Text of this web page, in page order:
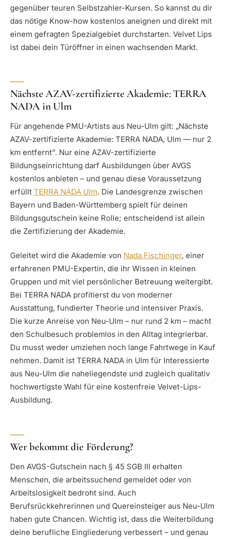
gegenüber teuren Selbstzahler-Kursen. So kannst du dir
das nötige Know-how kostenlos aneignen und direkt mit
einem gefragten Spezialgebiet durchstarten. Velvet Lips
ist dabei dein Türöffner in einen wachsenden Markt.
Nächste AZAV-zertifizierte Akademie: TERRA
NADA in Ulm
Für angehende PMU-Artists aus Neu-Ulm gilt: „Nächste
AZAV-zertifizierte Akademie: TERRA NADA, Ulm — nur 2
km entfernt”. Nur eine AZAV-zertifizierte
Bildungseinrichtung darf Ausbildungen über AVGS
kostenlos anbieten – und genau diese Voraussetzung
erfüllt TERRA NADA Ulm. Die Landesgrenze zwischen
Bayern und Baden-Württemberg spielt für deinen
Bildungsgutschein keine Rolle; entscheidend ist allein
die Zertifizierung der Akademie.
Geleitet wird die Akademie von Nada Fischinger, einer
erfahrenen PMU-Expertin, die ihr Wissen in kleinen
Gruppen und mit viel persönlicher Betreuung weitergibt.
Bei TERRA NADA profitierst du von moderner
Ausstattung, fundierter Theorie und intensiver Praxis.
Die kurze Anreise von Neu-Ulm – nur rund 2 km – macht
den Schulbesuch problemlos in den Alltag integrierbar.
Du musst weder umziehen noch lange Fahrtwege in Kauf
nehmen. Damit ist TERRA NADA in Ulm für Interessierte
aus Neu-Ulm die naheliegendste und zugleich qualitativ
hochwertigste Wahl für eine kostenfreie Velvet-Lips-
Ausbildung.
Wer bekommt die Förderung?
Den AVGS-Gutschein nach § 45 SGB III erhalten
Menschen, die arbeitssuchend gemeldet oder von
Arbeitslosigkeit bedroht sind. Auch
Berufsrückkehrerinnen und Quereinsteiger aus Neu-Ulm
haben gute Chancen. Wichtig ist, dass die Weiterbildung
deine berufliche Eingliederung verbessert – und genau